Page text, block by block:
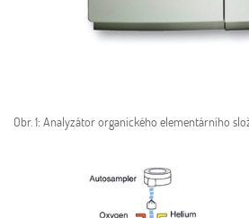
Obr. 1: Analyzátor organického elementárního